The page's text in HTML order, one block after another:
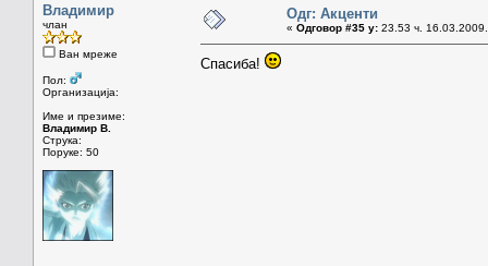
Владимир
члан
Ван мреже
Пол:
Организација:
Име и презиме:
Владимир В.
Струка:
Поруке: 50
Одг: Акценти
« Одговор #35 у: 23.53 ч.
Спасиба!